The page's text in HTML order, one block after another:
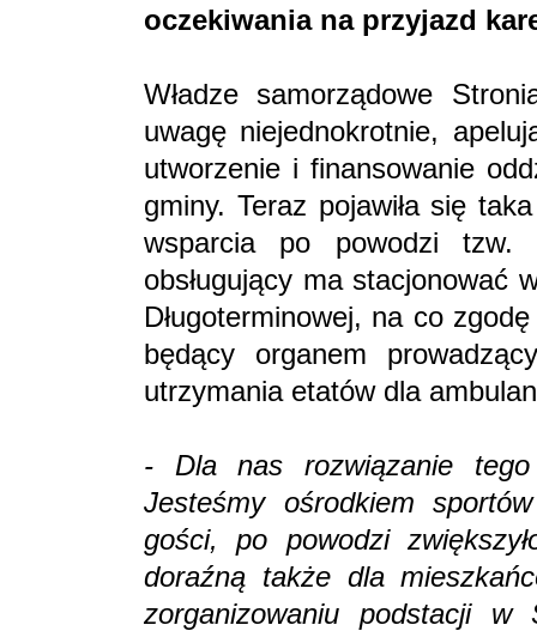
oczekiwania na przyjazd
Władze samorządowe
uwagę niejednokrotnie,
utworzenie i finansowanie
gminy. Teraz pojawiła się
wsparcia po powodzi tzw.
obsługujący ma stacjonować
Długoterminowej, na co
będący organem
utrzymania etatów dla
- Dla nas rozwiązanie tego
Jesteśmy ośrodkiem
gości, po powodzi
doraźną także dla
zorganizowaniu podstacji